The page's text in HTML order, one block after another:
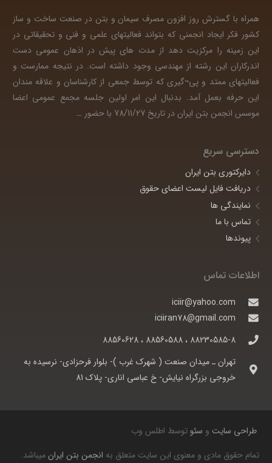
همراه با گسترش روز افزون مصرف سیمان و بتن در صنعت ساخت و ساز
کشور فکر ایجاد انجمنی که بتواند فعالیتهای علمی و فنی و تحقیقاتی در
این زمینه را مرکزیت دهد از مدت های پیش در اذهان عمومی دست
اندرکاران این رشته از مهندسی وجود داشته است. در نتیجه ممارست و
فعالیتهای ممتد و پی¬گیری که توسط جمعی از کارشناسان و علاقه مندان
این حرفه بعمل آمد. بدنبال این امر اولین جلسه مجمع عمومی اعضا
موسس انجمن بتن ایران در تاریخ 78/11/27 با حضور
…
دسترسی سریع
دایرکتوری بتن ایران
دریافت فایل لیست اعضای حقوق
نمایندگی ها
تماس با ما
پیوندها
اطلاعات تماس
iciir@yahoo.com
iciiran78@gmail.com
88230585-8 ، 88560588 ، 88560628
تهران ـ ميدان صنعت ( شهرک غرب )- بلوار فرحزادی- نرسيده به
خروجی بزرگراه نيايش- خ عباسی اناری- پلاک 81
طراحی سایت و سئوتوسط اطلس وب
تمام حقوق مادی و معنوی این سایت متعلق به انجمن بتن ایرانمیباشد.